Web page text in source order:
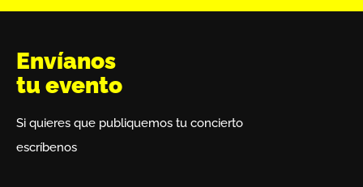
Envíanos
tu evento
Si quieres que publiquemos tu concierto
escríbenos